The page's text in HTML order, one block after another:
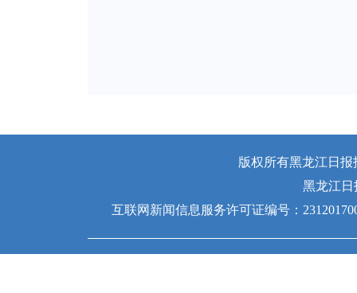
版权所有黑龙江日报
黑龙江日
互联网新闻信息服务许可证编号：